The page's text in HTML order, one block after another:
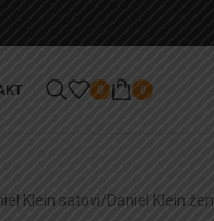
0 0
Klein satovi Daniel Klein